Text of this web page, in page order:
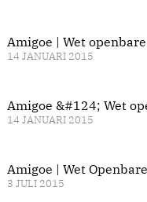
Amigoe | Wet
14 JANUARI 2015
Amigoe &#124; Wet
14 JANUARI 2015
Amigoe | Wet
3 JULI 2015